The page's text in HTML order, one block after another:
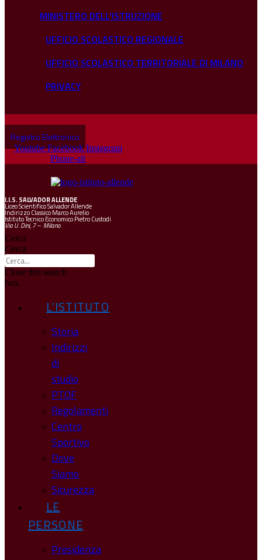
MINISTERO DELL'ISTRUZIONE
UFFICIO SCOLASTICO REGIONALE
UFFICIO SCOLASTICO TERRITORIALE DI MILANO
PRIVACY
Registro Elettronico
Youtube Facebook Instagram
Phone-alt
I.I.S.SALVADOR ALLENDE
Liceo Scientifico Salvador Allende
Indirizzo Classico Marco Aurelio
Istituto Tecnico Economico Pietro Custodi
Via U. Dini, 7 – Milano
Cerca
Cerca
Close this search
box.
L’ISTITUTO
Storia
Indirizzi
di
studio
PTOF
Regolamenti
Centro
Sportivo
Dove
Siamo
Sicurezza
LE
PERSONE
Presidenza